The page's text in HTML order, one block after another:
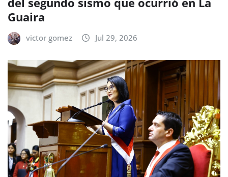
Guaira
victor gomez Jul 29, 2026